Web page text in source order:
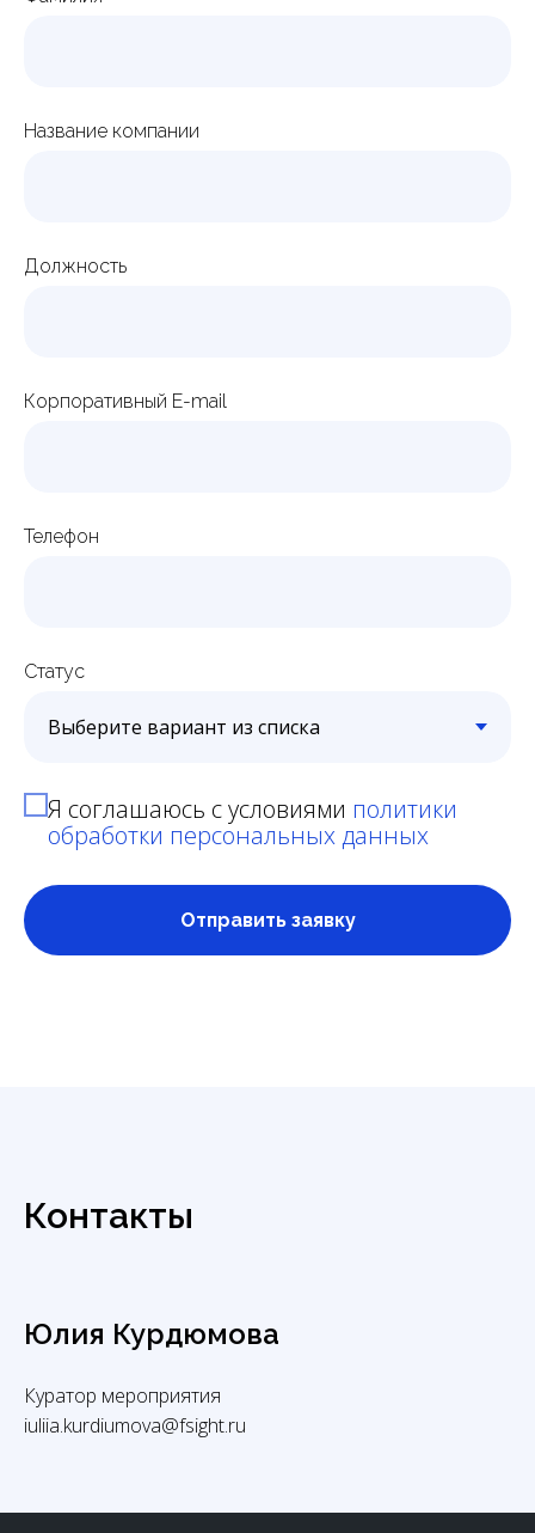
Название компании
Должность
Корпоративный E-mail
Телефон
Статус
Я соглашаюсь с условиями политики
обработки персональных данных
Отправить заявку
Контакты
Юлия Курдюмова
Куратор мероприятия
iuliia.kurdiumova@fsight.ru